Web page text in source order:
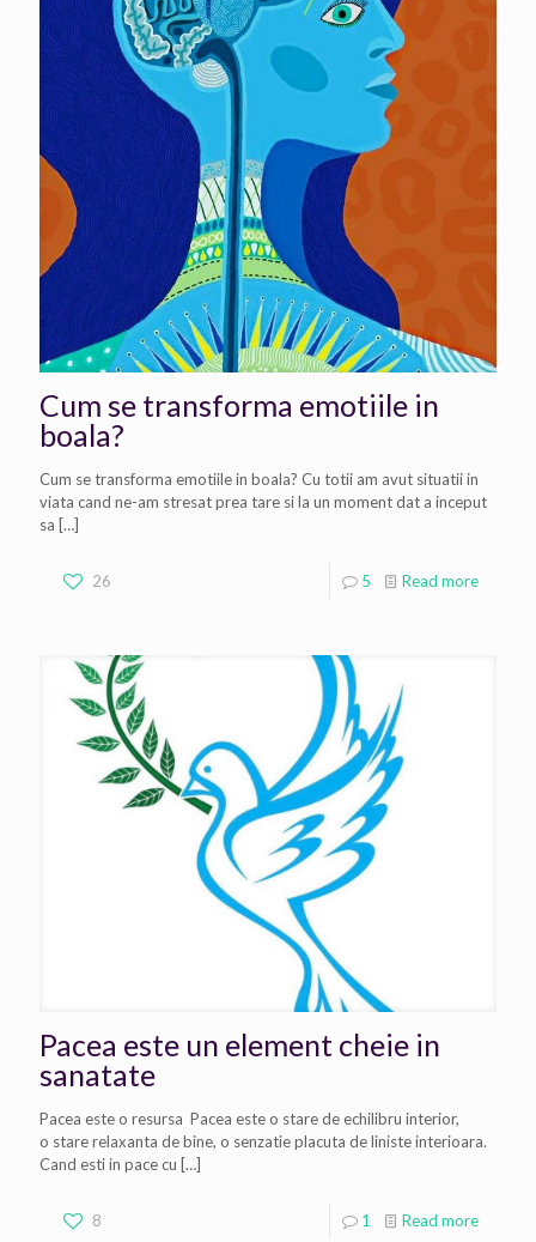
Cum se transforma emotiile in
boala?
Cum se transforma emotiile in boala? Cu totii am avut situatii in
viata cand ne-am stresat prea tare si la un moment dat a inceput
sa […]
26 5 Read more
Pacea este un element cheie in
sanatate
Pacea este o resursa Pacea este o stare de echilibru interior,
o stare relaxanta de bine, o senzatie placuta de liniste interioara.
Cand esti in pace cu […]
8 1 Read more